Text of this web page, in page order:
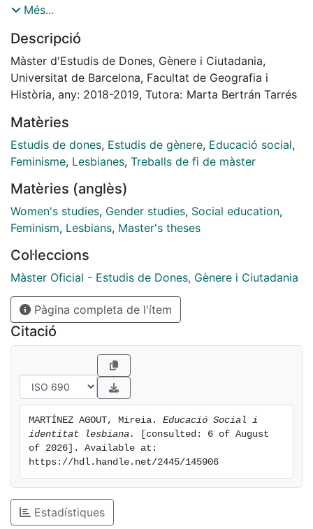
dones que tenen atracció sexo-afectiva per altres
Educació Social, a més d'experiència laboral
remunerada i voluntària relacionada. Els instruments
utilitzats són de naturalesa qualitativa, concretament,
l'entrevista semi-estructurada i la revisió bibliogràfica.
experiències personals i professionals de les dones, i
com la identitat de gènere i l'orientació del desig
sexual les travessen en tant que sistemes d'opressió.
aquestes dones han desenvolupat i utilitzen per a
transformar-se elles mateixes per a poder alliberar-se
de la càrrega capitalista i heteropatriarcal apresa i
pogut extreure resultats generalitzables però sí
significatius per al corpus teòric de l'Educació Social i
en pro de la visibilització de les dones lesbianes en el
món social. Això es recull en l'apartat de conclusions i
reflexions finals del treball.
Més...
Descripció
Màster d'Estudis de Dones, Gènere i Ciutadania,
Universitat de Barcelona, Facultat de Geografia i
Història, any: 2018-2019, Tutora: Marta Bertrán Tarrés
Matèries
Estudis de dones, Estudis de gènere, Educació social,
Feminisme, Lesbianes, Treballs de fi de màster
Matèries (anglès)
Women's studies, Gender studies, Social education,
Feminism, Lesbians, Master's theses
Col·leccions
Màster Oficial - Estudis de Dones, Gènere i Ciutadania
Pàgina completa de l'ítem
Citació
MARTÍNEZ AGOUT, Mireia. Educació Social i
identitat lesbiana.
[consulted: 6 of August
of 2026]. Available at:
https://hdl.handle.net/2445/145906
Estadístiques